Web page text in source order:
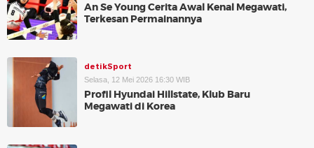
An Se Young Cerita Awal Kenal Megawati,
Terkesan Permainannya
detikSport
Selasa, 12 Mei 2026 16:30 WIB
Profil Hyundai Hillstate, Klub Baru
Megawati di Korea